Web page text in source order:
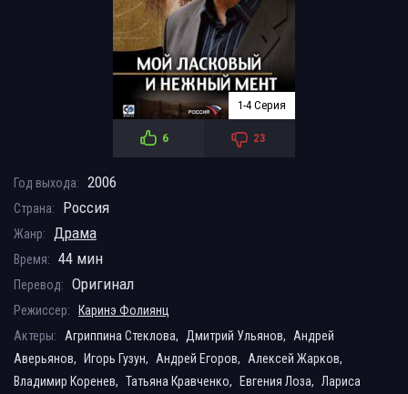
1-4 Серия
6 23
Год выхода: 2006
Страна: Россия
Жанр: Драма
Время: 44 мин
Перевод: Оригинал
Режиссер:
Каринэ Фолиянц
Актеры:
Агриппина Стеклова, Дмитрий Ульянов,
Андрей
Аверьянов,
Игорь Гузун, Андрей Егоров,
Алексей Жарков,
Владимир Коренев, Татьяна Кравченко, Евгения Лоза, Лариса